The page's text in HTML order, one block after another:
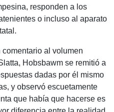
responden a los
o incluso al aparato
comentario al volumen
Hobsbawm se remitió a
dadas por él mismo
y observó escuetamente
que había que hacerse es